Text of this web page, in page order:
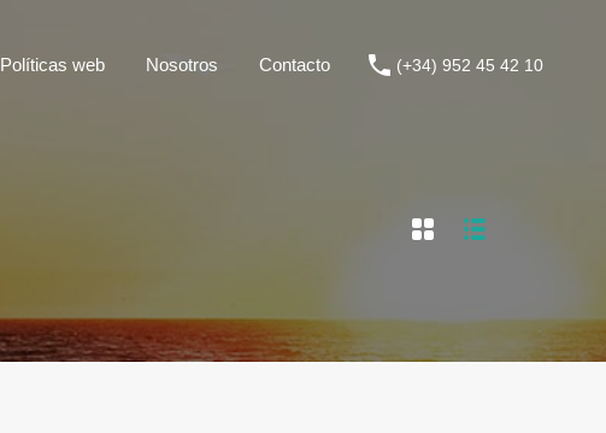
Políticas web Nosotros Contacto (+34) 952 45 42 10
Políticas web Nosotros Contacto (+34) 952 45 42 10